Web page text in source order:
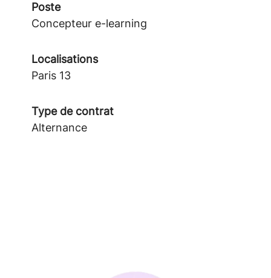
Poste
Concepteur e-learning
Localisations
Paris 13
Type de contrat
Alternance